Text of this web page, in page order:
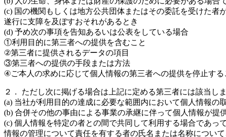
(c) 国の機関もしくは地方公共団体またはその委託を受けた
遂行に支障を及ぼすおそれがあるとき
(d) 予め次の事項を告知あるいは公表をしている場合
①利用目的に第三者への提供を含むこと
②第三者に提供されるデータの項目
③第三者への提供の手段または方法
④ご本人の求めに応じて個人情報の第三者への提供を停止する
２． ただし次に掲げる場合は上記に定める第三者には該当しま
(a) 当社が利用目的の達成に必要な範囲内において個人情報の
(b) 合併その他の事由による事業の承継に伴って個人情報が提
(c) 個人情報を特定の者との間で共同して利用する場合であ
情報の管理について責任を有する者の氏名または名称につい